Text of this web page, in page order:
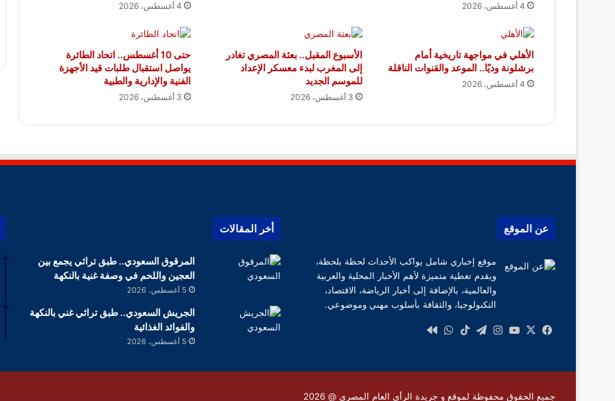
4 أغسطس، 2026 4 أغسطس، 2026
الأهلي في مواجهة تاريخية أمام
برشلونة وديًا.. الموعد والقنوات الناقلة
4 أغسطس، 2026
الأسبوع المقبل.. بعثة المصري تغادر
إلى المغرب لبدء معسكر الإعداد
للموسم الجديد
3 أغسطس، 2026
حتى 10 أغسطس.. اتحاد الطائرة
يواصل استقبال طلبات قيد الأجهزة
الفنية والإدارية والطبية
3 أغسطس، 2026
عن الموقع
موقع إخباري شامل يواكب الأحداث لحظة بلحظة،
ويقدم تغطية متميزة لأهم الأخبار المحلية والعربية
والعالمية، بالإضافة إلى أخبار الرياضة، الاقتصاد،
التكنولوجيا، والثقافة بأسلوب مهني وموضوعي.
فيسبوك
‫X
‫YouTube
انستقرام
تيلقرام‫TikTokواتساب
أخر المقالات
المرقوق السعودي.. طبق تراثي يجمع بين
العجين واللحم في وصفة غنية بالنكهة
5 أغسطس، 2026
الجريش السعودي.. طبق تراثي غني بالنكهة
والفوائد الغذائية
5 أغسطس، 2026
جميع الحقوق محفوظة لموقع و جريدة الرأى العام المصرى @ 2026